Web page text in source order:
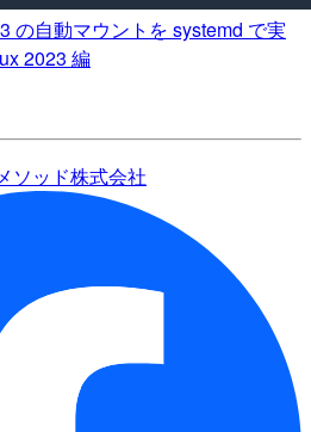
の自動マウントを systemd で実
2023 編
ソッド株式会社